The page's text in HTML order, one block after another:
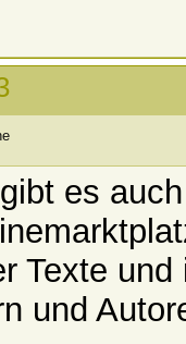
es
Texte
und